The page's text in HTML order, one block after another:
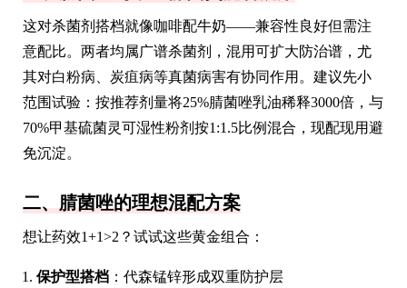
这对杀菌剂搭档就像咖啡配牛奶——兼容性良好但需注
意配比。两者均属广谱杀菌剂，混用可扩大防治谱，尤
其对白粉病、炭疽病等真菌病害有协同作用。建议先小
范围试验：按推荐剂量将25%腈菌唑乳油稀释3000倍，与
70%甲基硫菌灵可湿性粉剂按1:1.5比例混合，现配现用避
免沉淀。
二、腈菌唑的理想混配方案
想让药效1+1>2？试试这些黄金组合：
保护型搭档 ：代森锰锌形成双重防护层